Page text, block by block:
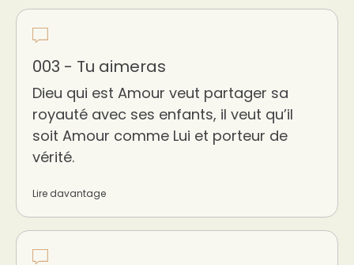
003 - Tu aimeras
Dieu qui est Amour veut partager sa
royauté avec ses enfants, il veut qu’il
soit Amour comme Lui et porteur de
vérité.
Lire davantage